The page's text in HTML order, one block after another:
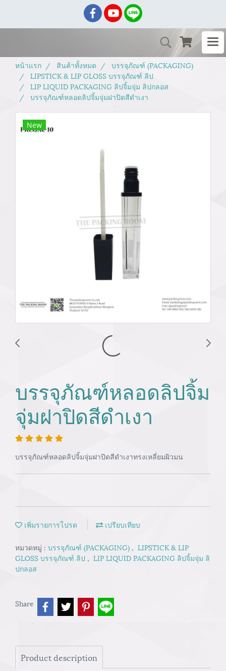
หน้าแรก สินค้าทั้งหมด
บรรจุภัณฑ์ (PACKAGING)
LIPSTICK & LIP GLOSS บรรจุภัณฑ์ ลิป
LIP LIQUID PACKAGING ลิปจิ้มจุ่ม ลิปกลอส
บรรจุภัณฑ์หลอดลิปจิ้มจุ่มฝาปิดสีดำเงา
New
บรรจุภัณฑ์หลอดลิปจิ้ม
จุ่มฝาปิดสีดำเงา
บรรจุภัณฑ์หลอดลิปจิ้มจุ่มฝาปิดสีดำเงาทรงเหลี่ยมผิวมน
เพิ่มรายการโปรด เปรียบเทียบ
หมวดหมู่ : บรรจุภัณฑ์ (PACKAGING) , LIPSTICK & LIP
GLOSS บรรจุภัณฑ์ ลิป , LIP LIQUID PACKAGING ลิปจิ้มจุ่ม ลิ
ปกลอส
Share
Product description